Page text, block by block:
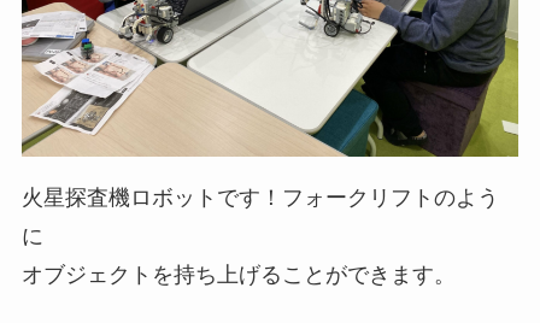
火星探査機ロボットです！フォークリフトのよう
に
オブジェクトを持ち上げることができます。